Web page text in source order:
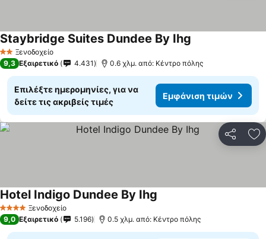
2 ΑστέριαΞενοδοχείο
Staybridge Suites Dundee By Ihg
9,3 Εξαιρετικό 4.431 0.6 χλμ. από: Κέντρο πόλης
Επιλέξτε ημερομηνίες, για να
δείτε τις ακριβείς τιμές
Εμφάνιση τιμών
4 ΑστέριαΞενοδοχείο
Hotel Indigo Dundee By Ihg
9,0 Εξαιρετικό 5.196 0.5 χλμ. από: Κέντρο πόλης